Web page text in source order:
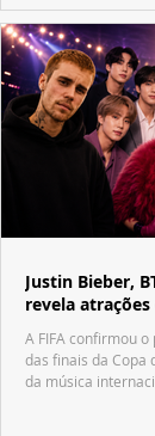
Justin Bieber,
revela
A FIFA confirmou
das finais da Copa
da música